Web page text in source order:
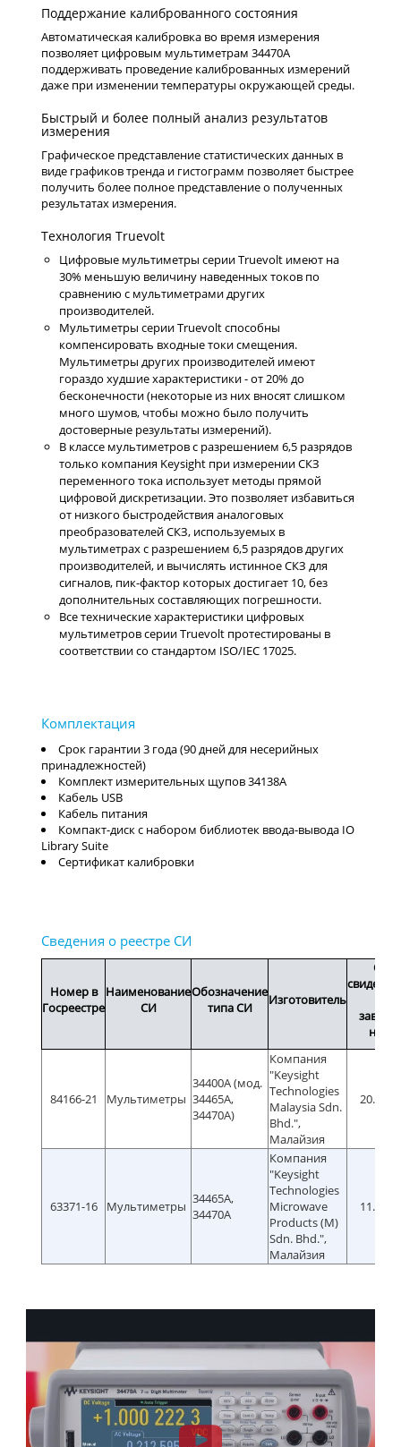
Поддержание калиброванного состояния
Автоматическая калибровка во время измерения
позволяет цифровым мультиметрам 34470A
поддерживать проведение калиброванных измерений
даже при изменении температуры окружающей среды.
Быстрый и более полный анализ результатов
измерения
Графическое представление статистических данных в
виде графиков тренда и гистограмм позволяет быстрее
получить более полное представление о полученных
результатах измерения.
Технология Truevolt
Цифровые мультиметры серии Truevolt имеют на
30% меньшую величину наведенных токов по
сравнению с мультиметрами других
производителей.
Мультиметры серии Truevolt способны
компенсировать входные токи смещения.
Мультиметры других производителей имеют
гораздо худшие характеристики - от 20% до
бесконечности (некоторые из них вносят слишком
много шумов, чтобы можно было получить
достоверные результаты измерений).
В классе мультиметров с разрешением 6,5 разрядов
только компания Keysight при измерении СКЗ
переменного тока использует методы прямой
цифровой дискретизации. Это позволяет избавиться
от низкого быстродействия аналоговых
преобразователей СКЗ, используемых в
мультиметрах с разрешением 6,5 разрядов других
производителей, и вычислять истинное СКЗ для
сигналов, пик-фактор которых достигает 10, без
дополнительных составляющих погрешности.
Все технические характеристики цифровых
мультиметров серии Truevolt протестированы в
соответствии со стандартом ISO/IEC 17025.
Срок гарантии 3 года (90 дней для несерийных
принадлежностей)
Комплект измерительных щупов 34138A
Кабель USB
Кабель питания
Компакт-диск с набором библиотек ввода-вывода IO
Library Suite
Сертификат калибровки
Номер в
Госреестре
Наименование
СИ
Обозначение
типа СИ
Изготовитель
Срок
84166-21 Мультиметры
34400А (мод.
34465А,
34470А)
Компания
"Keysight
Technologies
Malaysia Sdn.
Bhd.",
Малайзия
63371-16 Мультиметры 34465А,
34470А
Компания
"Keysight
Technologies
Microwave
Products (M)
Sdn. Bhd.",
Малайзия